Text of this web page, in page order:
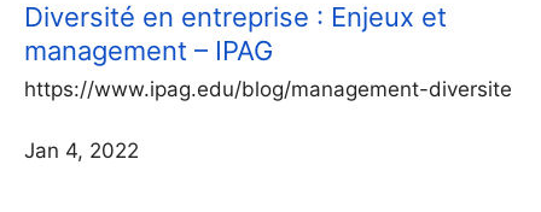
Diversité en entreprise : Enjeux et
management – IPAG
https://www.ipag.edu/blog/management-diversite
Jan 4, 2022